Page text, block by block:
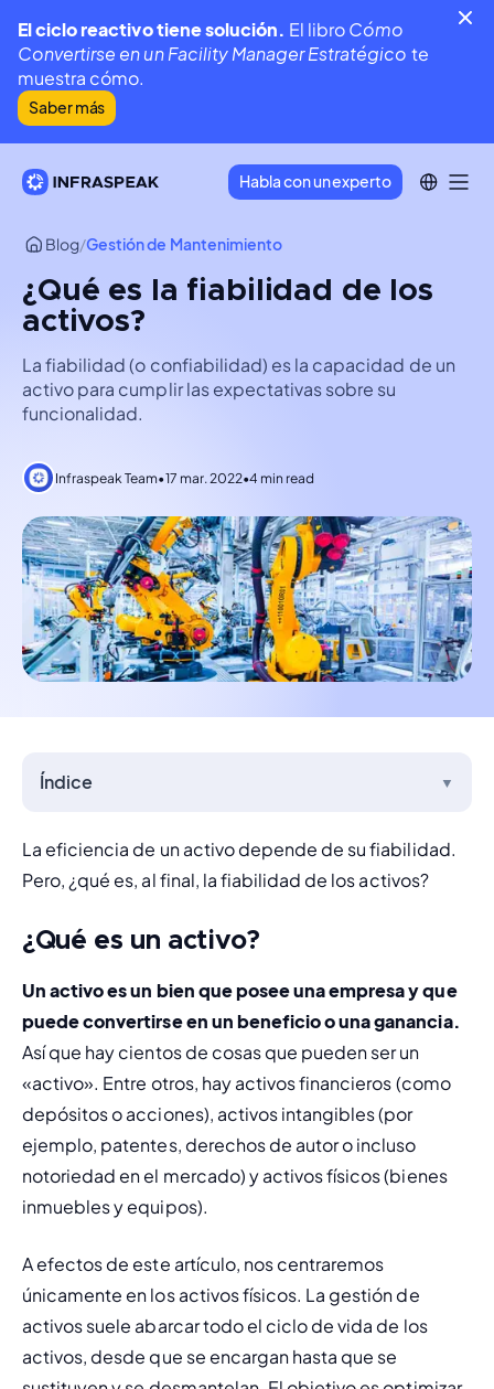
El ciclo reactivo tiene solución. El libroCómo
Convertirse en un Facility Manager Estratégico te
muestra cómo.
Saber más
Habla con un experto
Blog/Gestión de Mantenimiento
¿Qué es la fiabilidad de los
activos?
La fiabilidad (o confiabilidad) es la capacidad de un
activo para cumplir las expectativas sobre su
funcionalidad.
Infraspeak Team•17 mar. 2022•4 min read
Índice ▼
La eficiencia de un activo depende de su fiabilidad.
Pero, ¿qué es, al final, la fiabilidad de los activos?
¿Qué es un activo?
Un activo es un bien que posee una empresa y que
Así que hay cientos de cosas que pueden ser un
«activo». Entre otros, hay activos financieros (como
depósitos o acciones), activos intangibles (por
ejemplo, patentes, derechos de autor o incluso
notoriedad en el mercado) y activos físicos (bienes
inmuebles y equipos).
A efectos de este artículo, nos centraremos
únicamente en los activos físicos. La gestión de
activos suele abarcar todo el ciclo de vida de los
activos, desde que se encargan hasta que se